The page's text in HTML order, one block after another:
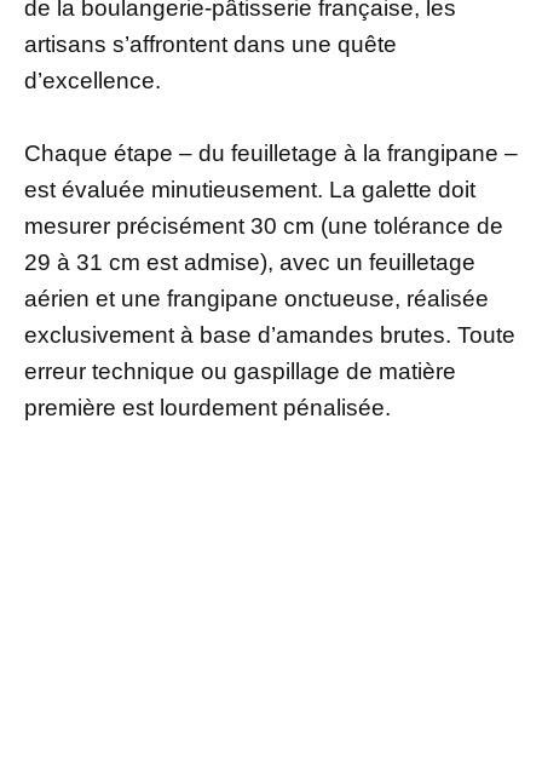
de la boulangerie-pâtisserie française, les
artisans s’affrontent dans une quête
d’excellence.
Chaque étape – du feuilletage à la frangipane –
est évaluée minutieusement. La galette doit
mesurer précisément 30 cm (une tolérance de
29 à 31 cm est admise), avec un feuilletage
aérien et une frangipane onctueuse, réalisée
exclusivement à base d’amandes brutes. Toute
erreur technique ou gaspillage de matière
première est lourdement pénalisée.